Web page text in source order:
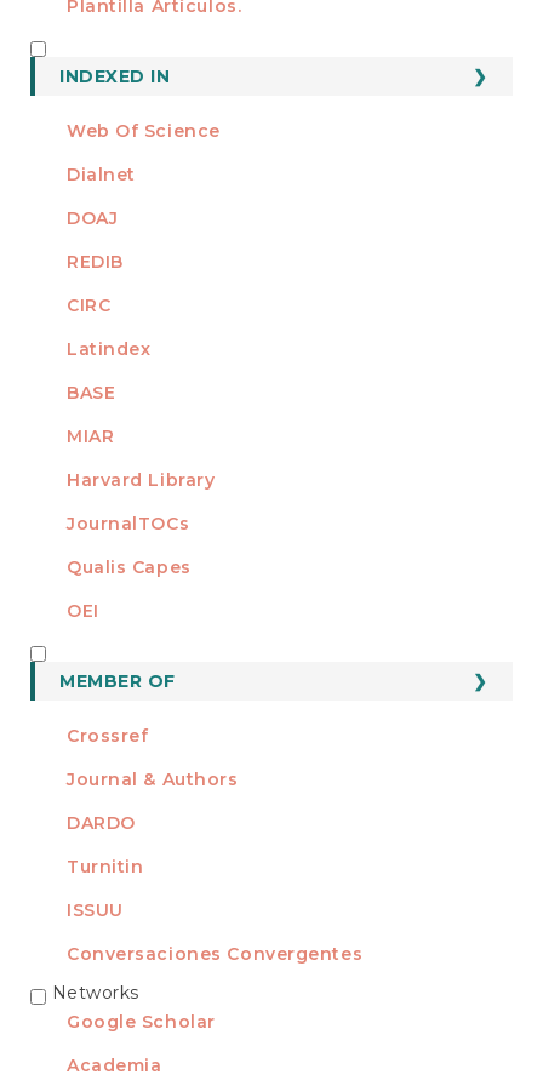
Plantilla Artículos.
INDEXED IN
Web Of Science
Dialnet
DOAJ
REDIB
CIRC
Latindex
BASE
MIAR
Harvard Library
JournalTOCs
Qualis Capes
OEI
MEMBER OF
Crossref
Journal & Authors
DARDO
Turnitin
ISSUU
Conversaciones Convergentes
REDES
Networks
Google Scholar
Academia